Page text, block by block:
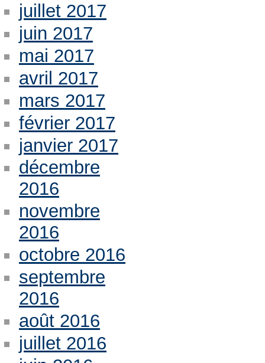
juillet 2017
juin 2017
mai 2017
avril 2017
mars 2017
février 2017
janvier 2017
décembre
2016
novembre
2016
octobre 2016
septembre
2016
août 2016
juillet 2016